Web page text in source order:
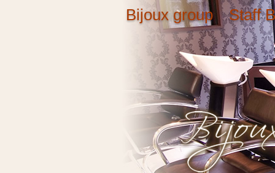
Bijoux group Staff